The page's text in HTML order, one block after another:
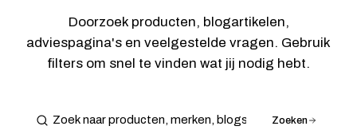
Doorzoek producten, blogartikelen,
adviespagina's en veelgestelde vragen. Gebruik
filters om snel te vinden wat jij nodig hebt.
Zoeken